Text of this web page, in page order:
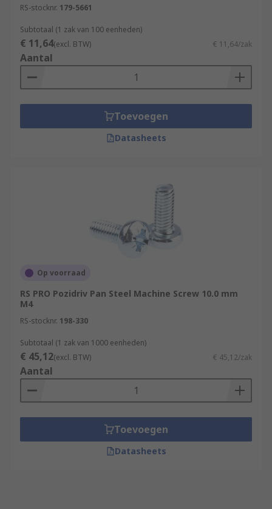
RS-stocknr. 179-5661
Subtotaal (1 zak van 100 eenheden)
€ 11,64(excl. BTW) € 11,64/zak
Aantal
Toevoegen
Datasheets
Op voorraad
RS PRO Pozidriv Pan Steel Machine Screw 10.0 mm
M4
RS-stocknr. 198-330
Subtotaal (1 zak van 1000 eenheden)
€ 45,12(excl. BTW) € 45,12/zak
Aantal
Toevoegen
Datasheets